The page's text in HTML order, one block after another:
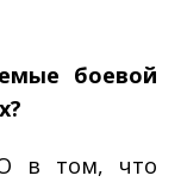
боевой
в том, что